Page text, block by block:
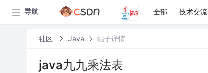
导航 全部 技术交流
社区 Java 帖子详情
java九九乘法表